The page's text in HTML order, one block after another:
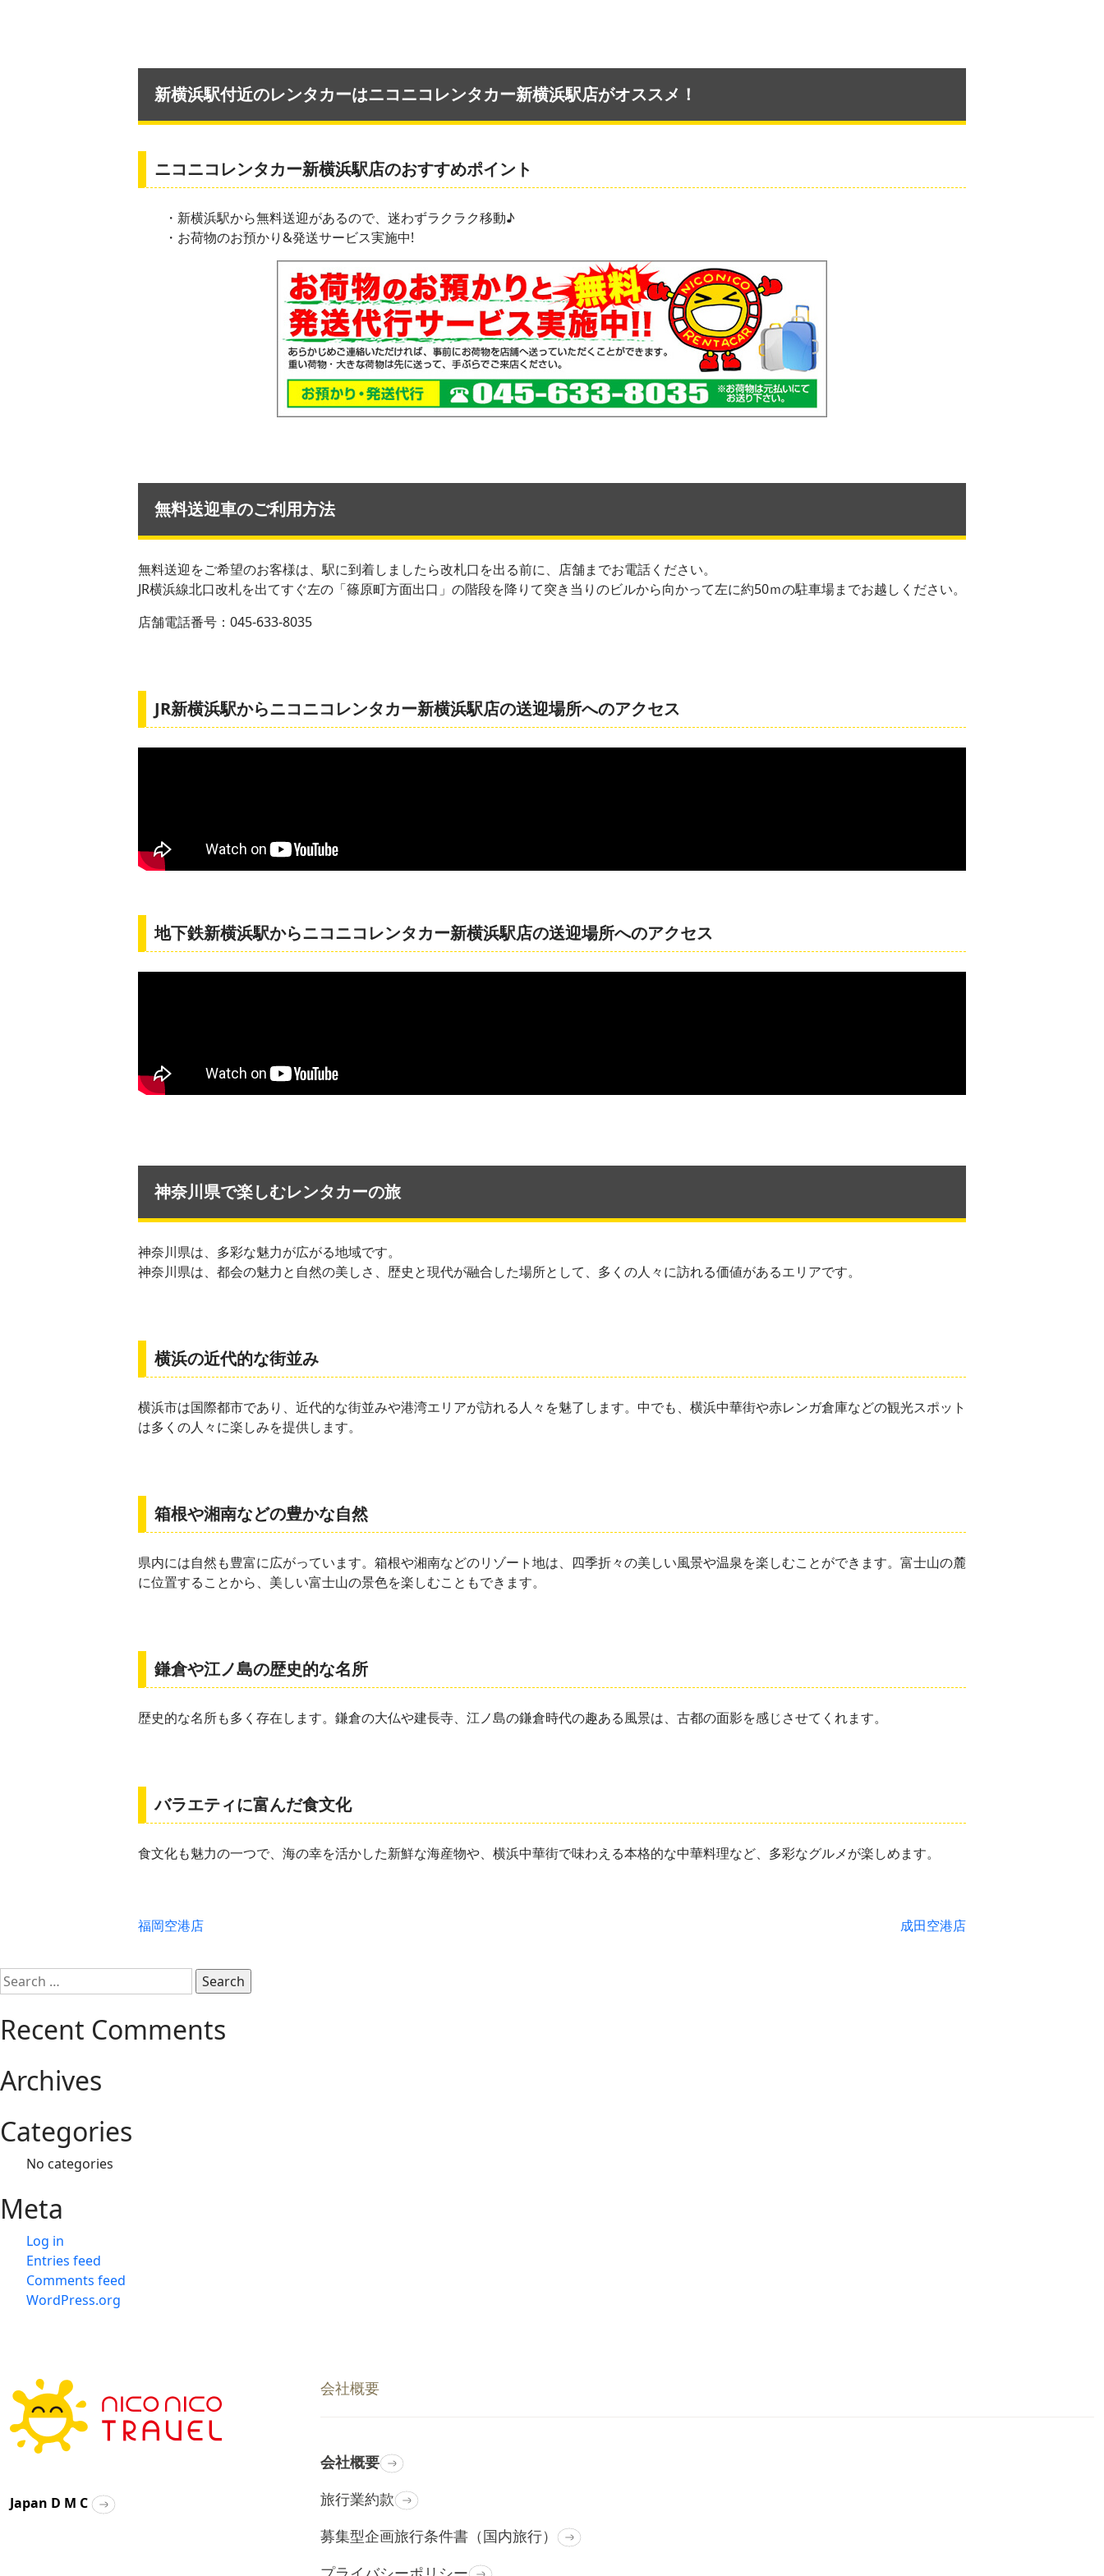
新横浜駅付近のレンタカーはニコニコレンタカー新横浜駅店がオススメ！
ニコニコレンタカー新横浜駅店のおすすめポイント
・新横浜駅から無料送迎があるので、迷わずラクラク移動♪
・お荷物のお預かり&発送サービス実施中!
無料送迎車のご利用方法
無料送迎をご希望のお客様は、駅に到着しましたら改札口を出る前に、店舗までお電話ください。
JR横浜線北口改札を出てすぐ左の「篠原町方面出口」の階段を降りて突き当りのビルから向かって左に約50ｍの駐車場までお越しください。
店舗電話番号：045-633-8035
JR新横浜駅からニコニコレンタカー新横浜駅店の送迎場所へのアクセス
地下鉄新横浜駅からニコニコレンタカー新横浜駅店の送迎場所へのアクセス
神奈川県で楽しむレンタカーの旅
神奈川県は、多彩な魅力が広がる地域です。
神奈川県は、都会の魅力と自然の美しさ、歴史と現代が融合した場所として、多くの人々に訪れる価値があるエリアです。
横浜の近代的な街並み
横浜市は国際都市であり、近代的な街並みや港湾エリアが訪れる人々を魅了します。中でも、横浜中華街や赤レンガ倉庫などの観光スポット
は多くの人々に楽しみを提供します。
箱根や湘南などの豊かな自然
県内には自然も豊富に広がっています。箱根や湘南などのリゾート地は、四季折々の美しい風景や温泉を楽しむことができます。富士山の麓
に位置することから、美しい富士山の景色を楽しむこともできます。
鎌倉や江ノ島の歴史的な名所
歴史的な名所も多く存在します。鎌倉の大仏や建長寺、江ノ島の鎌倉時代の趣ある風景は、古都の面影を感じさせてくれます。
バラエティに富んだ食文化
食文化も魅力の一つで、海の幸を活かした新鮮な海産物や、横浜中華街で味わえる本格的な中華料理など、多彩なグルメが楽しめます。
Post
navigation
福岡空港店 成田空港店
Search
for:
Recent Comments
Archives
Categories
No categories
Meta
Log in
Entries feed
Comments feed
WordPress.org
Japan D M C
会社概要
会社概要
旅行業約款
募集型企画旅行条件書（国内旅行）